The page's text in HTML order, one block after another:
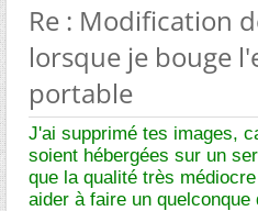
Re : Modification
lorsque je bouge
portable
J'ai supprimé tes images,
soient hébergées sur un
que la qualité très
aider à faire un quelconque